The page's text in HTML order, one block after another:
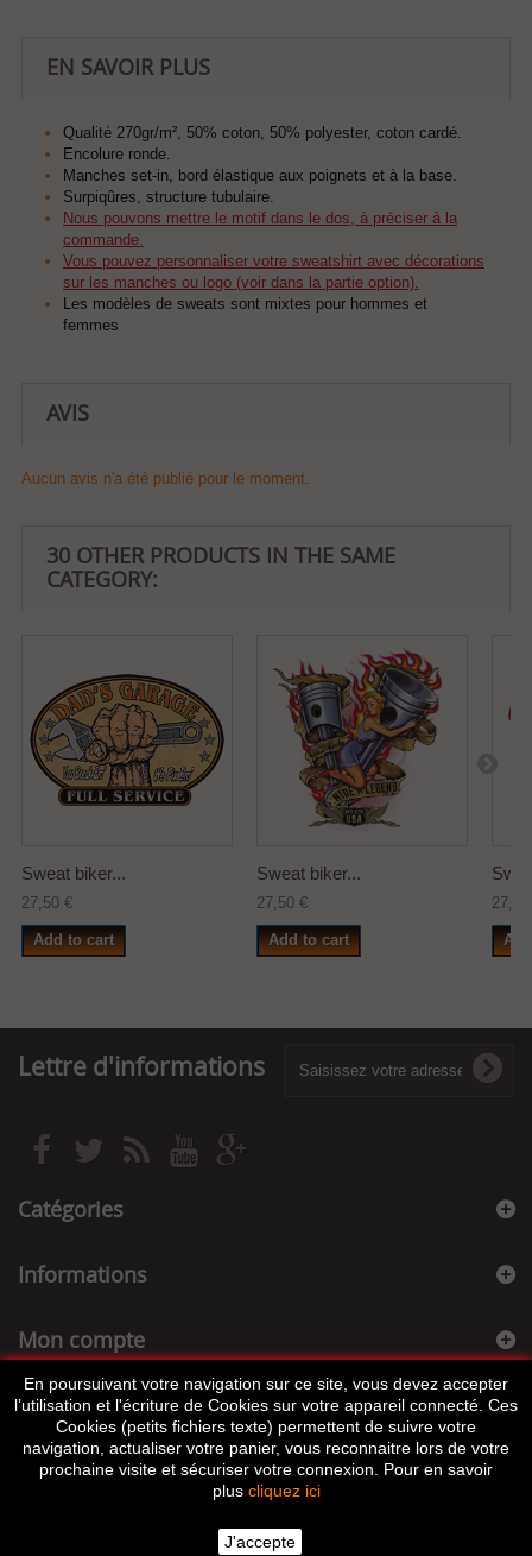
EN SAVOIR PLUS
Qualité 270gr/m², 50% coton, 50% polyester, coton cardé.
Encolure ronde.
Manches set-in, bord élastique aux poignets et à la base.
Surpiqûres, structure tubulaire.
Nous pouvons mettre le motif dans le dos, à préciser à la
commande.
Vous pouvez personnaliser votre sweatshirt avec décorations
sur les manches ou logo (voir dans la partie option).
Les modèles de sweats sont mixtes pour hommes et
femmes
AVIS
Aucun avis n'a été publié pour le moment.
30 OTHER PRODUCTS IN THE SAME
CATEGORY:
Sweat biker...
27,50 €
Add to cart
Sweat biker...
27,50 €
Add to cart
Lettre d'informations
Catégories
Informations
Mon compte
Informations sur votre boutique
En poursuivant votre navigation sur ce site, vous devez accepter
l’utilisation et l'écriture de Cookies sur votre appareil connecté. Ces
Cookies (petits fichiers texte) permettent de suivre votre
navigation, actualiser votre panier, vous reconnaitre lors de votre
prochaine visite et sécuriser votre connexion. Pour en savoir
plus cliquez ici
J'accepte